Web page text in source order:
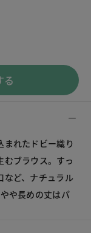
る
まれたドビー織り
むブラウス。すっ
など、ナチュラル
や長めの丈はパ